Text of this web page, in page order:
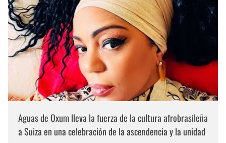
Aguas de Oxum lleva la fuerza de la cultura afrobrasileña
a Suiza en una celebración de la ascendencia y la unidad